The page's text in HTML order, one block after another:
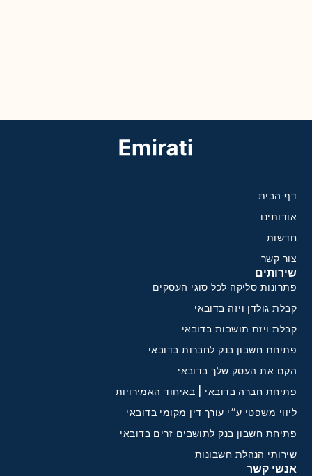
אנשי קשר
שירותים
פתרונות סליקה לכל סוגי העסקים
קבלת גולדן ויזה בדובאי
קבלת ויזת תושבות בדובאי
פתיחת חשבון בנק לחברות בדובאי
הקם את העסק שלך בדובאי
פתיחת חברה בדובאי | באיחוד האמירויות
ליווי משפטי ע״י עורך דין מקומי בדובאי
פתיחת חשבון בנק לתושבים זרים בדובאי
שירותי הנהלת חשבונות
דף הבית
אודותינו
חדשות
צור קשר